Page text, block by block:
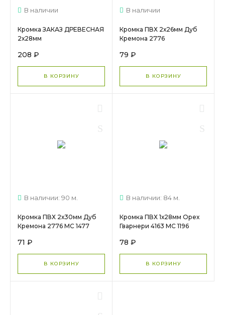
В наличии
Кромка ЗАКАЗ ДРЕВЕСНАЯ
2х28мм
208 ₽
В КОРЗИНУ
В наличии
Кромка ПВХ 2х26мм Дуб
Кремона 2776
79 ₽
В КОРЗИНУ
В наличии: 90 м.
Кромка ПВХ 2х30мм Дуб
Кремона 2776 МС 1477
71 ₽
В КОРЗИНУ
В наличии: 84 м.
Кромка ПВХ 1х28мм Орех
Гварнери 4163 МС 1196
78 ₽
В КОРЗИНУ